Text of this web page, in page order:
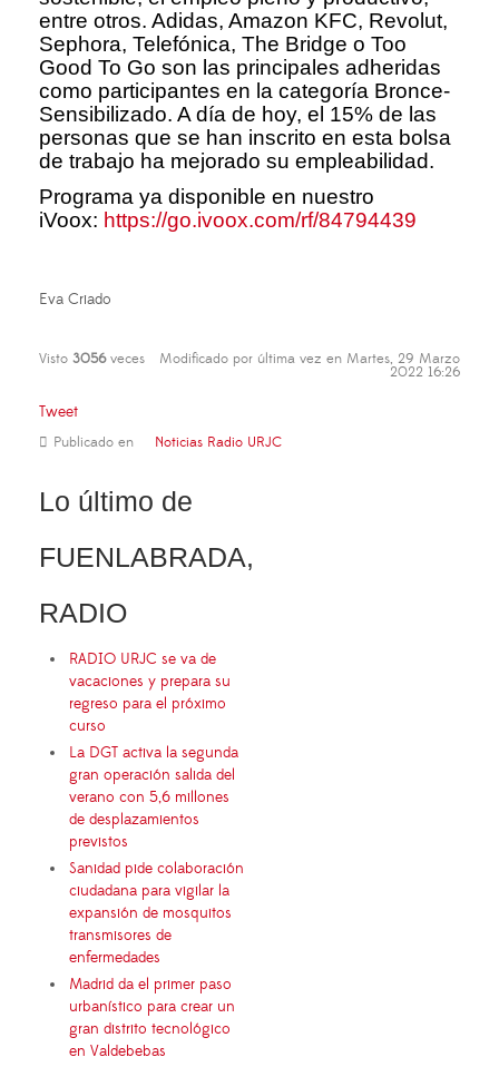
entre otros. Adidas, Amazon KFC, Revolut,
Sephora, Telefónica, The Bridge o Too
Good To Go son las principales adheridas
como participantes en la categoría Bronce-
Sensibilizado. A día de hoy, el 15% de las
personas que se han inscrito en esta bolsa
de trabajo ha mejorado su empleabilidad.
Programa ya disponible en nuestro
iVoox: https://go.ivoox.com/rf/84794439
Eva Criado
Visto 3056veces Modificado por última vez en Martes, 29 Marzo
2022 16:26
Tweet
Publicado en Noticias Radio URJC
Lo último de
FUENLABRADA,
RADIO
RADIO URJC se va de
vacaciones y prepara su
regreso para el próximo
curso
La DGT activa la segunda
gran operación salida del
verano con 5,6 millones
de desplazamientos
previstos
Sanidad pide colaboración
ciudadana para vigilar la
expansión de mosquitos
transmisores de
enfermedades
Madrid da el primer paso
urbanístico para crear un
gran distrito tecnológico
en Valdebebas